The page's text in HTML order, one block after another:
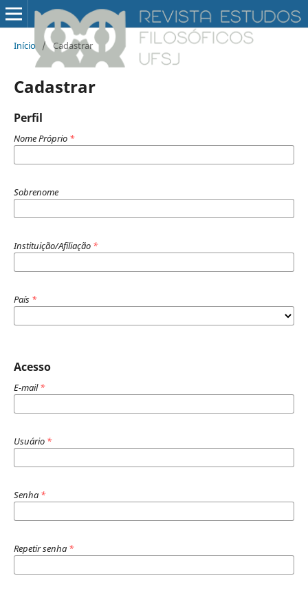
Início / Cadastrar
Cadastrar
Perfil
Nome Próprio *
Sobrenome
Instituição/Afiliação *
País *
Acesso
E-mail*
Usuário *
Senha *
Repetir senha *